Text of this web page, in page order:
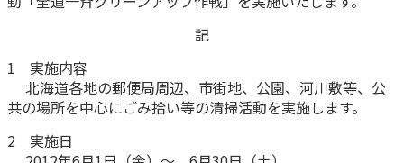
お手続き一覧
終身保険
養老保険
定期保険
法人のお客さま向け商品一覧
お役立ち情報
お役立ち情報
かんぽ生命について
記
1 実施内容
北海道各地の郵便局周辺、市街地、公園、河川敷等、公
共の場所を中心にごみ拾い等の清掃活動を実施します。
2 実施日